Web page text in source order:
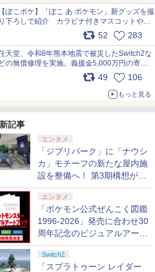
ぽこポケ】「ぽこ あ ポケモン」新グッズを撮
下ろしで紹介 カラビナ付きマスコットやス
52 283
天堂、令和8年熊本地震で被災したSwitch2な
の無償修理を実施。義援金5,000万円の寄付
も発表 pic.x.com/BAYsMfUfUC
49 106
もっと見る
記事
エンタメ
「ジブリパーク」に「ナウシ
カ」モチーフの新たな屋内施
設を整備へ！ 第3期構想が公
開
エンタメ
「ポケモン公式ぜんこく図鑑
1996-2026」発売に合わせ30
周年記念のビジュアルアート
ブック3冊同時発売が決定
Switch2
「スプラトゥーン レイダー